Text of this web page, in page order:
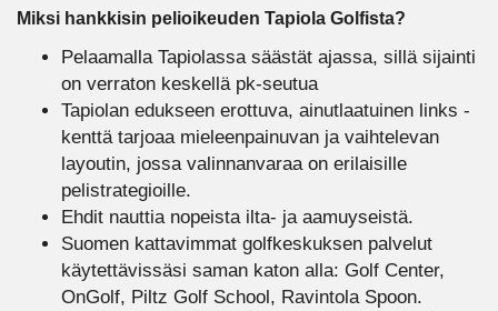
Miksi hankkisin pelioikeuden Tapiola Golfista?
Pelaamalla Tapiolassa säästät ajassa, sillä sijainti
on verraton keskellä pk-seutua
Tapiolan edukseen erottuva, ainutlaatuinen links -
kenttä tarjoaa mieleenpainuvan ja vaihtelevan
layoutin, jossa valinnanvaraa on erilaisille
pelistrategioille.
Ehdit nauttia nopeista ilta- ja aamuyseistä.
Suomen kattavimmat golfkeskuksen palvelut
käytettävissäsi saman katon alla: Golf Center,
OnGolf, Piltz Golf School, Ravintola Spoon.